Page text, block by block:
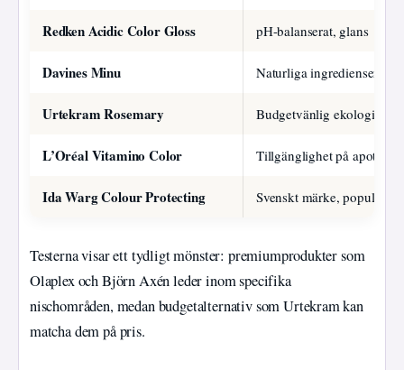
Redken Acidic Color Gloss pH-balanserat, glans
Davines Minu Naturliga ingredienser
Urtekram Rosemary Budgetvänlig ekologisk
L’Oréal Vitamino Color Tillgänglighet på apotek
Ida Warg Colour Protecting Svenskt märke, populär
Testerna visar ett tydligt mönster: premiumprodukter som
Olaplex och Björn Axén leder inom specifika
nischområden, medan budgetalternativ som Urtekram kan
matcha dem på pris.